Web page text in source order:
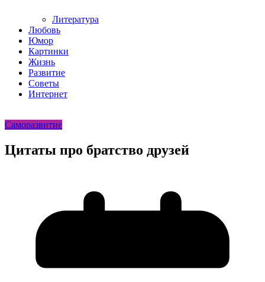
Литература
Любовь
Юмор
Картинки
Жизнь
Развитие
Советы
Интернет
Саморазвитие
Цитаты про братство друзей